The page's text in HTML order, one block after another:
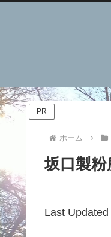
PR
ホーム
坂口製
Last